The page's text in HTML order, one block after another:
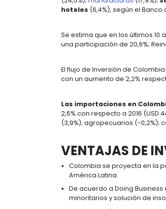
mercados.
Además, los
óptima de productos
a los mercados
CIFRAS DE
Durante 2017, el
(24,5%);
hoteles
(6,4%),
Se estima que en los
una participación de